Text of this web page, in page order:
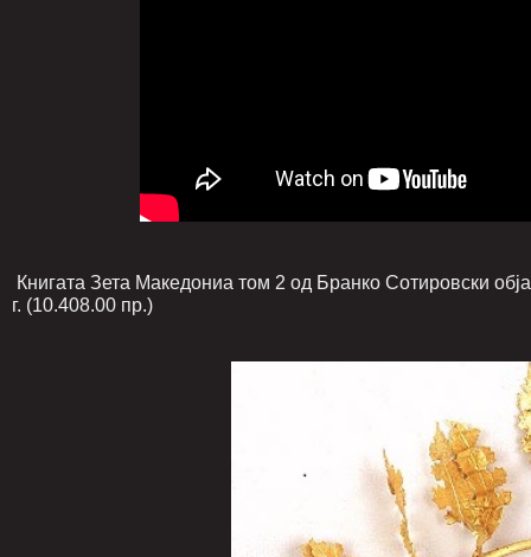
Книгата Зета Македониа том 2 од Бранко Сотировски
г. (10.408.00 пр.)